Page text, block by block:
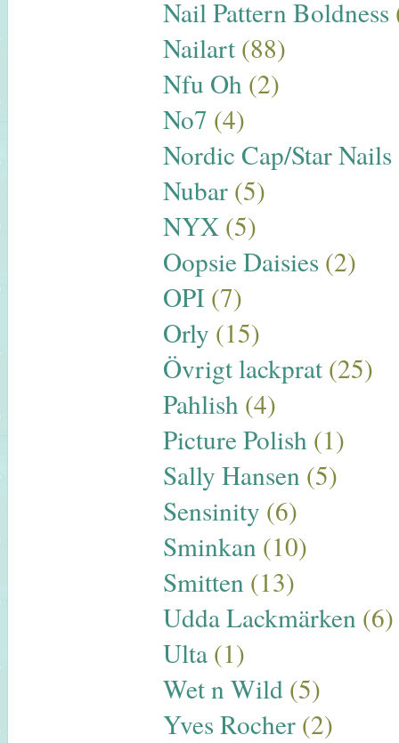
Nail Pattern Boldness
Nailart (88)
Nfu Oh (2)
No7 (4)
Nordic Cap/Star Nails
Nubar (5)
NYX (5)
Oopsie Daisies (2)
OPI (7)
Orly (15)
Övrigt lackprat (25)
Pahlish (4)
Picture Polish (1)
Sally Hansen (5)
Sensinity (6)
Sminkan (10)
Smitten (13)
Udda Lackmärken (6)
Ulta (1)
Wet n Wild (5)
Yves Rocher (2)